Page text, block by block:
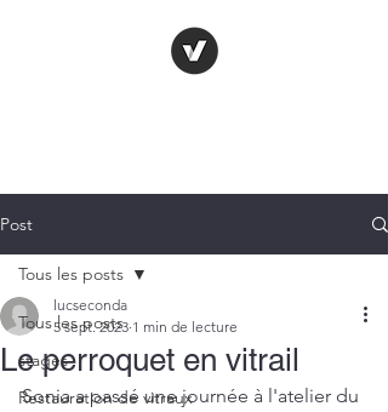
Post
Tous les posts
stages
Restauration de vitraux
Tous les posts
Le perroquet en vitrail
lucseconda
5 sept. 2023 1 min de lecture
Sonia a passé une journée à l'atelier du